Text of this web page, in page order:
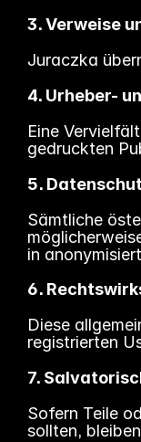
3. Verweise
Juraczka
4. Urheber-
Eine
gedruckten
5.
Sämtliche
in
6.
Diese
registrierten
7.
Sofern Teile
sollten,